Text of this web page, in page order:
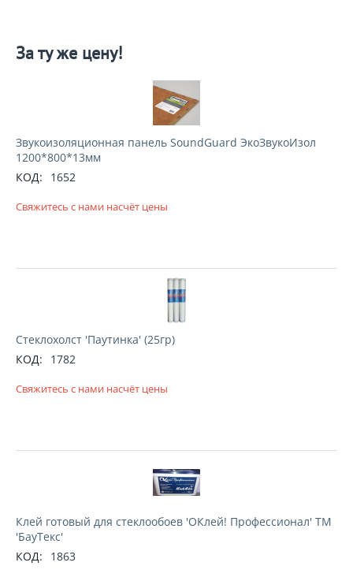
За ту же цену!
Звукоизоляционная панель SoundGuard ЭкоЗвукоИзол
1200*800*13мм
КОД:
1652
Свяжитесь с нами насчёт цены
Стеклохолст 'Паутинка' (25гр)
КОД:
1782
Свяжитесь с нами насчёт цены
Клей готовый для стеклообоев 'ОКлей! Профессионал' ТМ
'БауТекс'
КОД:
1863